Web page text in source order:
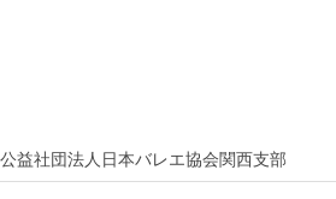
公益社団法人日本バレエ協会関西支部